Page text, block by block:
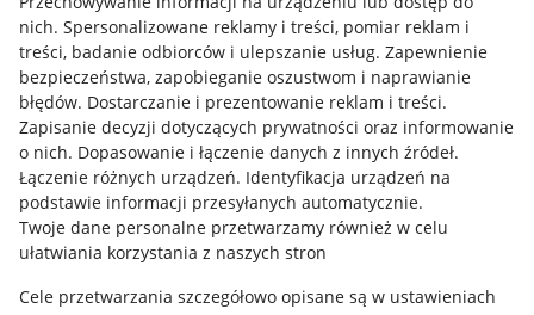
nich. Spersonalizowane reklamy i treści, pomiar reklam i
treści, badanie odbiorców i ulepszanie usług. Zapewnienie
bezpieczeństwa, zapobieganie oszustwom i naprawianie
błędów. Dostarczanie i prezentowanie reklam i treści.
Zapisanie decyzji dotyczących prywatności oraz informowanie
o nich. Dopasowanie i łączenie danych z innych źródeł.
Łączenie różnych urządzeń. Identyfikacja urządzeń na
podstawie informacji przesyłanych automatycznie.
Twoje dane personalne przetwarzamy również w celu
ułatwiania korzystania z naszych stron
Cele przetwarzania szczegółowo opisane są w ustawieniach
Allegro Gadane dla kupujących
Mapa miejscowości
Informacje prawne
Regulamin
Polityka plików "cookies"
Ustawienia plików "cookies"
Udostępnianie lokalizacji